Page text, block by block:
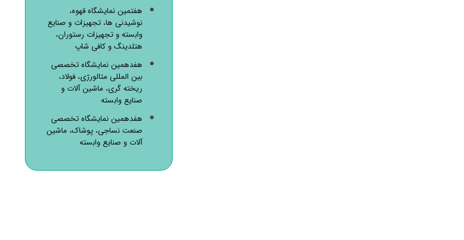
هفتمین نمایشگاه قهوه،
نوشیدنی ها، تجهیزات و صنایع
وابسته و تجهیزات رستوران،
هتلدینگ و کافی شاپ
هفدهمین نمایشگاه تخصصی
بین المللی متالورژی، فولاد،
ریخته گری، ماشین آلات و
صنایع وابسته
هفدهمین نمایشگاه تخصصی
صنعت نساجی، پوشاک، ماشین
آلات و صنایع وابسته